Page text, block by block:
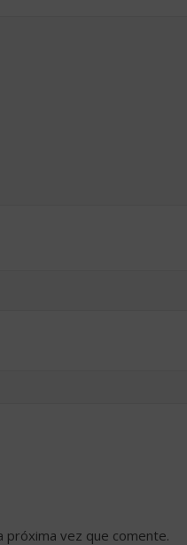
próxima vez que comente.